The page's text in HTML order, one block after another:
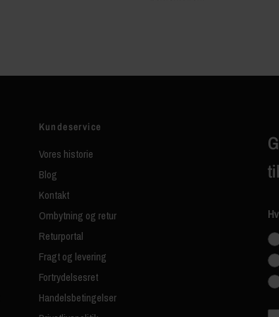
Kundeservice
Vores historie
Blog
Kontakt
Ombytning og retur
Returportal
Fragt og levering
Fortrydelsesret
Handelsbetingelser